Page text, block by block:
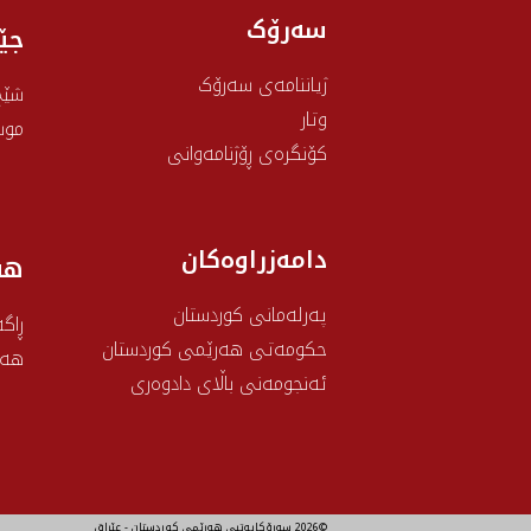
سەرۆک
ژیاننامەی سەرۆک
وتار
کۆنگرەی ڕۆژنامەوانی
دامەزراوەکان
پەرلەمانی کوردستان
حکومەتی هەرێمی کوردستان
ئەنجومەنی باڵای دادوەری